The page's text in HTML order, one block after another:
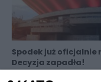
Spodek już oficjalnie
Decyzja zapadła!